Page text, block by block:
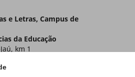
e Letras, Campus de
da Educação
km 1